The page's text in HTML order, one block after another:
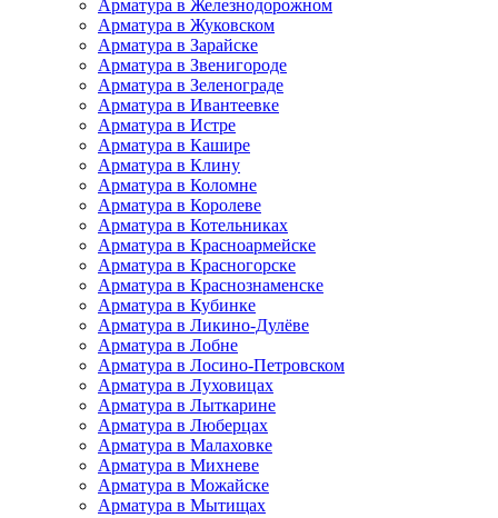
Арматура в Железнодорожном
Арматура в Жуковском
Арматура в Зарайске
Арматура в Звенигороде
Арматура в Зеленограде
Арматура в Ивантеевке
Арматура в Истре
Арматура в Кашире
Арматура в Клину
Арматура в Коломне
Арматура в Королеве
Арматура в Котельниках
Арматура в Красноармейске
Арматура в Красногорске
Арматура в Краснознаменске
Арматура в Кубинке
Арматура в Ликино-Дулёве
Арматура в Лобне
Арматура в Лосино-Петровском
Арматура в Луховицах
Арматура в Лыткарине
Арматура в Люберцах
Арматура в Малаховке
Арматура в Михневе
Арматура в Можайске
Арматура в Мытищах